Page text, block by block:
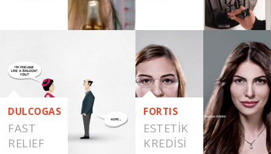
DULCOGAS
FAST
RELIEF
FORTIS
ESTETIK
KREDISI